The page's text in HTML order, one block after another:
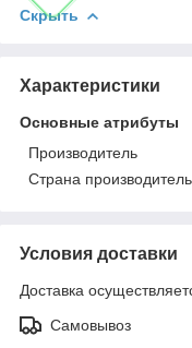
Скрыть
Характеристики
Основные атрибуты
Производитель
Страна производитель
Условия доставки
Доставка
Самовывоз